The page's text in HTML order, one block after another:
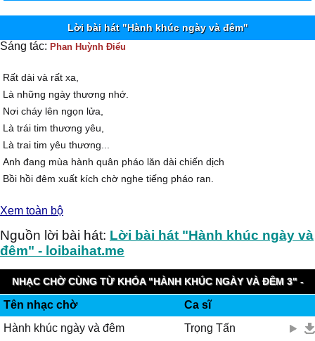
Lời bài hát "Hành khúc ngày và đêm"
Sáng tác: Phan Huỳnh Điểu
Rất dài và rất xa,
Là những ngày thương nhớ.
Nơi cháy lên ngọn lửa,
Là trái tim thương yêu,
Là trai tim yêu thương...
Anh đang mùa hành quân pháo lăn dài chiến dịch
Bồi hồi đêm xuất kích chờ nghe tiếng pháo ran.
Giáo án em vẫn mở cho ánh sao bay vào.
Ngày và đêm xa nhau đâu chỉ dài và nhớ,
Thời gian trong cách trở đốt cháy lửa tình yêu.
Bục giảng dưới hầm sâu em cũng là chiến sĩ.
Cái chết cúi gục đầu,
Cuộc đời xanh tươi trẻ ngày đêm ta bên nhau,
Những năm dài chiến đấu,
Xem toàn bộ
Nguồn lời bài hát: Lời bài hát "Hành khúc ngày và
đêm" - loibaihat.me
NHẠC CHỜ CÙNG TỪ KHÓA "HÀNH KHÚC NGÀY VÀ ĐÊM 3" -
VIETNAMOBILE HAPPYRING
Tên nhạc chờ
Ca sĩ
Hành khúc ngày và đêm
Trọng Tấn